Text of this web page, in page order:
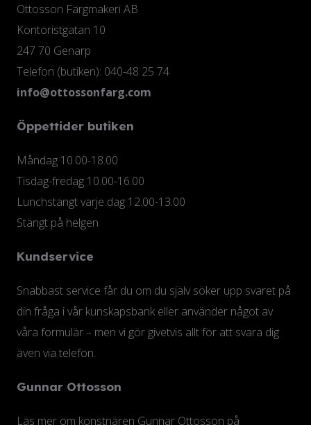
Ottosson Färgmakeri AB
Kontoristgatan 10
247 70 Genarp
Telefon (butiken): 040-48 25 74
info@ottossonfarg.com
Öppettider butiken
Måndag 10.00-18.00
Tisdag-fredag 10.00-16.00
Lunchstängt varje dag 12.00-13.00
Stängt på helgen
Kundservice
Snabbast service får du om du själv söker upp svaret på
din fråga i vår kunskapsbank eller använder något av
våra formulär – men vi gör givetvis allt för att svara dig
även via telefon.
Gunnar Ottosson
Läs mer om konstnären Gunnar Ottosson på